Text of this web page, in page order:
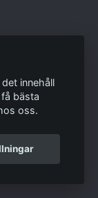
innehåll
bästa
oss.